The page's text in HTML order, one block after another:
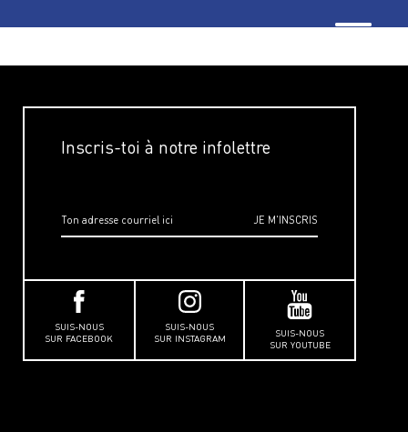
Inscris-toi à notre infolettre
SUIS-NOUS
SUR FACEBOOK
SUIS-NOUS
SUR INSTAGRAM
SUIS-NOUS
SUR YOUTUBE